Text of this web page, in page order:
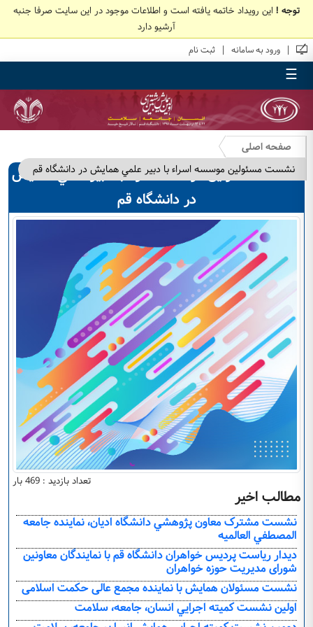
توجه ! این رویداد خاتمه یافته است و اطلاعات موجود در این سایت صرفا جنبه
آرشیو دارد
| ورود به سامانه | ثبت نام
☰
صفحه اصلی
نشست مسئولين موسسه اسراء با دبير علمي همايش در دانشگاه قم
نشست مسئولين موسسه اسراء با دبير علمي همايش
در دانشگاه قم
تعداد بازدید : 469 بار
مطالب اخیر
نشست مشترک معاون پژوهشي دانشگاه اديان، نماينده جامعه
المصطفي العالميه
ديدار رياست پرديس خواهران دانشگاه قم با نمايندگان معاونين
شورای مديريت حوزه خواهران
نشست مسئولان همايش با نماينده مجمع عالی حکمت اسلامی
اولين نشست کميته اجرايي انسان، جامعه، سلامت